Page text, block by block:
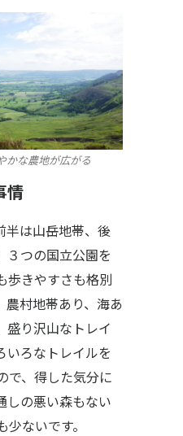
かな農地が広がる
情
半は山岳地帯、後
３つの国立公園を
歩きやすさも格別
農村地帯あり、海あ
盛り沢山なトレイ
いろなトレイルを
で、得した気分に
しの悪い森もない
ないです。